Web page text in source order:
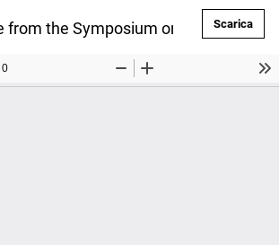
dell'articolo
from the Symposium on the Scarica